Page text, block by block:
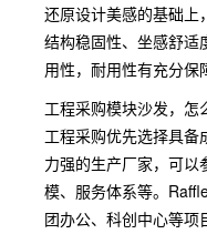
还原设计美感的基础上
结构稳固性、坐感舒适
用性，耐用性有充分保
工程采购模块沙发，怎
工程采购优先选择具
力强的生产厂家，可
模、服务体系等。
团办公、科创中心等